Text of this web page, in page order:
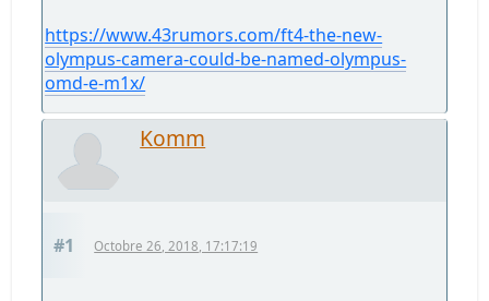
https://www.43rumors.com/ft4-the-new-
olympus-camera-could-be-named-olympus-
omd-e-m1x/
Komm
#1 Octobre 26, 2018, 17:17:19